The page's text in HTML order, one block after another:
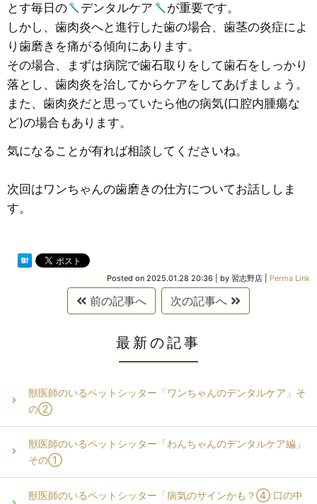
とす毎日の
デンタルケア
が重要です。
しかし、歯肉炎へと進行した歯の場合、歯茎の炎症によ
り歯磨きを痛がる傾向にあります。
その場合、まずは病院で歯石取りをして歯石をしっかり
落とし、歯肉炎を治してからケアをしてあげましょう。
また、歯肉炎だと思っていたら他の病気(口腔内腫瘍な
ど)の場合もあります。
気になることが有れば相談してくださいね。
次回はワンちゃんの歯磨きの仕方についてお話ししま
す。
Posted on 2025.01.28 20:36 by 習志野店 Perma Link
前の記事へ 次の記事へ
最新の記事
獣医師のいるペットシッター「ワンちゃんのデンタルケア」そ
の②
獣医師のいるペットシッター「わんちゃんのデンタルケア編」
その①
獣医師のいるペットシッター「病気のサインかも？④ 口の中